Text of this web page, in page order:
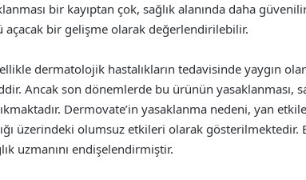
bir kayıptan çok, sağlık alanında daha
bir gelişme olarak değerlendirilebilir.
dermatolojik hastalıkların tedavisinde yaygın
Ancak son dönemlerde bu ürünün yasaklanması,
Dermovate’in yasaklanma nedeni, yan
üzerindeki olumsuz etkileri olarak
uzmanını endişelendirmiştir.